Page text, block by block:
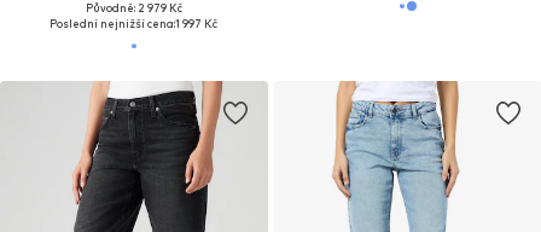
Původně: 2 979 Kč
Poslední nejnižší cena:1 997 Kč